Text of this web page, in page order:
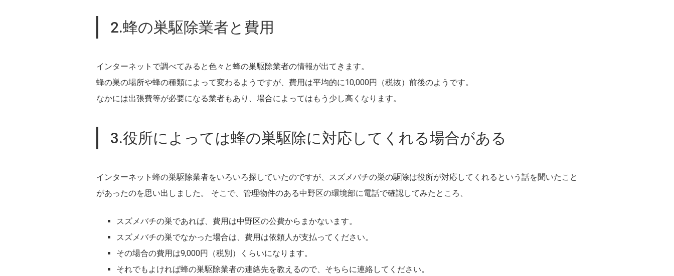
2.蜂の巣駆除業者と費用
インターネットで調べてみると色々と蜂の巣駆除業者の情報が出てきます。
蜂の巣の場所や蜂の種類によって変わるようですが、費用は平均的に10,000円（税抜）前後のようです。
なかには出張費等が必要になる業者もあり、場合によってはもう少し高くなります。
3.役所によっては蜂の巣駆除に対応してくれる場合がある
インターネット蜂の巣駆除業者をいろいろ探していたのですが、スズメバチの巣の駆除は役所が対応してくれるという話を聞いたこと
があったのを思い出しました。 そこで、管理物件のある中野区の環境部に電話で確認してみたところ、
スズメバチの巣であれば、費用は中野区の公費からまかないます。
スズメバチの巣でなかった場合は、費用は依頼人が支払ってください。
その場合の費用は9,000円（税別）くらいになります。
それでもよければ蜂の巣駆除業者の連絡先を教えるので、そちらに連絡してください。